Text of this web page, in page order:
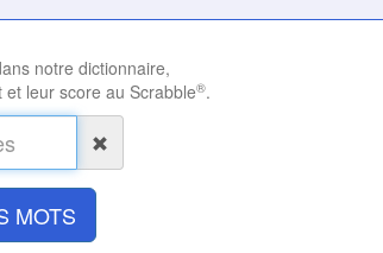
notre dictionnaire,
leur score au Scrabble®.
MOTS